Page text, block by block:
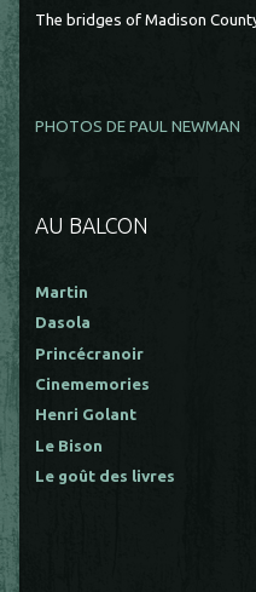
The bridges of Madison
PHOTOS DE PAUL NEWMAN
AU BALCON
Martin
Dasola
Princécranoir
Cinememories
Henri Golant
Le Bison
Le goût des livres